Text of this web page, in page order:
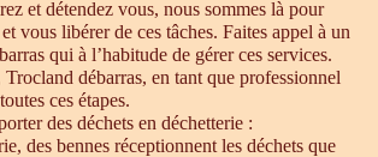
et détendez vous, nous sommes là pour
vous libérer de ces tâches. Faites appel à un
qui à l’habitude de gérer ces services.
débarras, en tant que professionnel
ces étapes.
des déchets en déchetterie :
des bennes réceptionnent les déchets que